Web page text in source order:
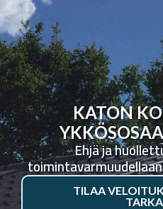
KATON
Ehjä ja
TILAA